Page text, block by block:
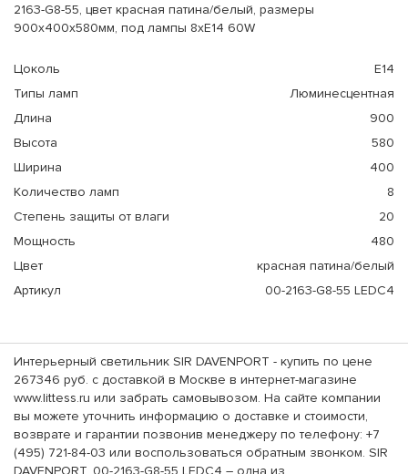
2163-G8-55, цвет красная патина/белый, размеры
900x400x580мм, под лампы 8xE14 60W
Цоколь
E14
Типы ламп
Люминесцентная
Длина
900
Высота
580
Ширина
400
Количество ламп
8
Степень защиты от влаги
20
Мощность
480
Цвет
красная патина/белый
Артикул
00-2163-G8-55 LEDC4
Интерьерный светильник SIR DAVENPORT - купить по цене
267346 руб. с доставкой в Москве в интернет-магазине
www.littess.ru или забрать самовывозом. На сайте компании
вы можете уточнить информацию о доставке и стоимости,
возврате и гарантии позвонив менеджеру по телефону: +7
(495) 721-84-03 или воспользоваться обратным звонком. SIR
DAVENPORT, 00-2163-G8-55 LEDC4 – одна из